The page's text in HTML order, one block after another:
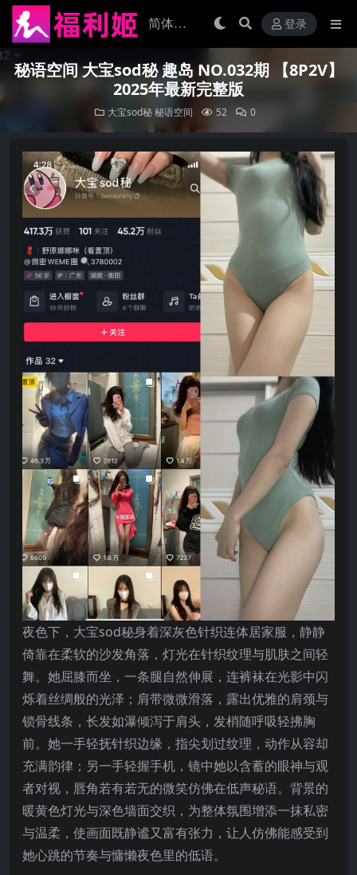
登录
秘语空间 大宝sod秘 趣岛 NO.032期 【8P2V】
2025年最新完整版
大宝sod秘秘语空间 52 0
夜色下，大宝sod秘身着深灰色针织连体居家服，静静
倚靠在柔软的沙发角落，灯光在针织纹理与肌肤之间轻
舞。她屈膝而坐，一条腿自然伸展，连裤袜在光影中闪
烁着丝绸般的光泽；肩带微微滑落，露出优雅的肩颈与
锁骨线条，长发如瀑倾泻于肩头，发梢随呼吸轻拂胸
前。她一手轻抚针织边缘，指尖划过纹理，动作从容却
充满韵律；另一手轻握手机，镜中她以含蓄的眼神与观
者对视，唇角若有若无的微笑仿佛在低声秘语。背景的
暖黄色灯光与深色墙面交织，为整体氛围增添一抹私密
与温柔，使画面既静谧又富有张力，让人仿佛能感受到
她心跳的节奏与慵懒夜色里的低语。